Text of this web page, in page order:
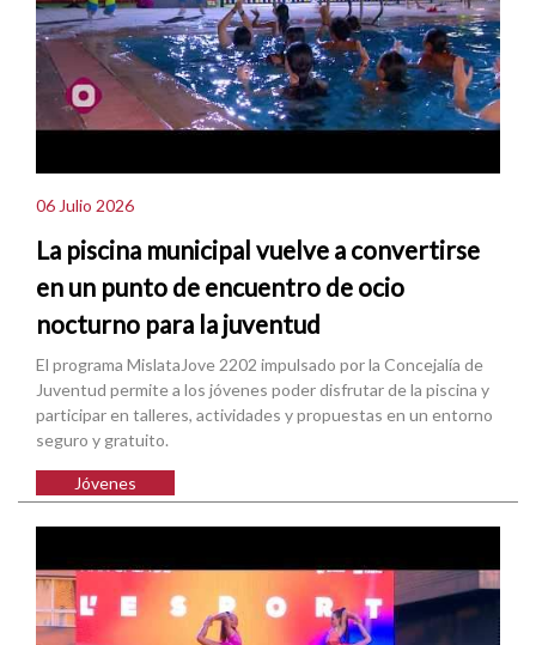
06 Julio 2026
La piscina municipal vuelve a convertirse
en un punto de encuentro de ocio
nocturno para la juventud
El programa MislataJove 2202 impulsado por la Concejalía de
Juventud permite a los jóvenes poder disfrutar de la piscina y
participar en talleres, actividades y propuestas en un entorno
seguro y gratuito.
Jóvenes